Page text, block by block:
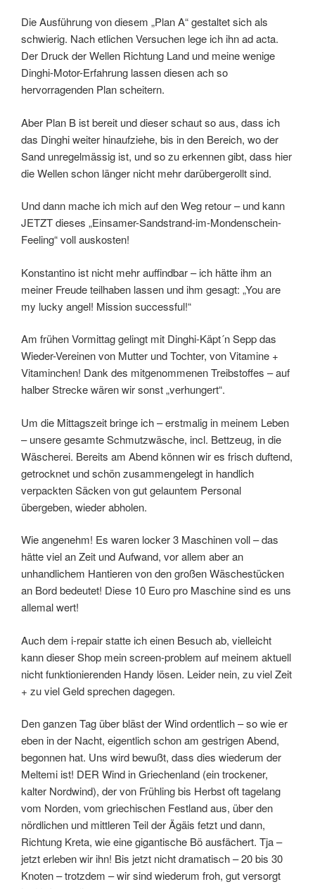
Die Ausführung von diesem „Plan A“ gestaltet sich als
schwierig. Nach etlichen Versuchen lege ich ihn ad acta.
Der Druck der Wellen Richtung Land und meine wenige
Dinghi-Motor-Erfahrung lassen diesen ach so
hervorragenden Plan scheitern.
Aber Plan B ist bereit und dieser schaut so aus, dass ich
das Dinghi weiter hinaufziehe, bis in den Bereich, wo der
Sand unregelmässig ist, und so zu erkennen gibt, dass hier
die Wellen schon länger nicht mehr darübergerollt sind.
Und dann mache ich mich auf den Weg retour – und kann
JETZT dieses „Einsamer-Sandstrand-im-Mondenschein-
Feeling“ voll auskosten!
Konstantino ist nicht mehr auffindbar – ich hätte ihm an
meiner Freude teilhaben lassen und ihm gesagt: „You are
my lucky angel! Mission successful!“
Am frühen Vormittag gelingt mit Dinghi-Käpt´n Sepp das
Wieder-Vereinen von Mutter und Tochter, von Vitamine +
Vitaminchen! Dank des mitgenommenen Treibstoffes – auf
halber Strecke wären wir sonst „verhungert“.
Um die Mittagszeit bringe ich – erstmalig in meinem Leben
– unsere gesamte Schmutzwäsche, incl. Bettzeug, in die
Wäscherei. Bereits am Abend können wir es frisch duftend,
getrocknet und schön zusammengelegt in handlich
verpackten Säcken von gut gelauntem Personal
übergeben, wieder abholen.
Wie angenehm! Es waren locker 3 Maschinen voll – das
hätte viel an Zeit und Aufwand, vor allem aber an
unhandlichem Hantieren von den großen Wäschestücken
an Bord bedeutet! Diese 10 Euro pro Maschine sind es uns
allemal wert!
Auch dem i-repair statte ich einen Besuch ab, vielleicht
kann dieser Shop mein screen-problem auf meinem aktuell
nicht funktionierenden Handy lösen. Leider nein, zu viel Zeit
+ zu viel Geld sprechen dagegen.
Den ganzen Tag über bläst der Wind ordentlich – so wie er
eben in der Nacht, eigentlich schon am gestrigen Abend,
begonnen hat. Uns wird bewußt, dass dies wiederum der
Meltemi ist! DER Wind in Griechenland (ein trockener,
kalter Nordwind), der von Frühling bis Herbst oft tagelang
vom Norden, vom griechischen Festland aus, über den
nördlichen und mittleren Teil der Ägäis fetzt und dann,
Richtung Kreta, wie eine gigantische Bö ausfächert. Tja –
jetzt erleben wir ihn! Bis jetzt nicht dramatisch – 20 bis 30
Knoten – trotzdem – wir sind wiederum froh, gut versorgt